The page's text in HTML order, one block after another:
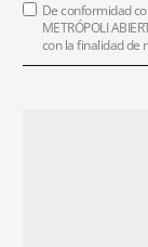
De conformidad
METRÓPOLI
con la finalidad de